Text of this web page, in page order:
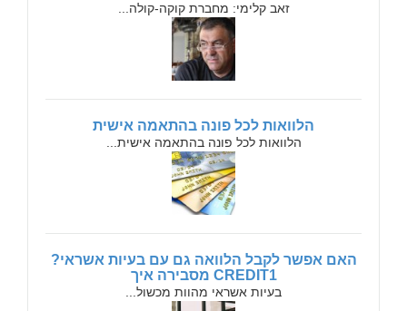
זאב קלימי: מחברת קוקה-קולה...
הלוואות לכל פונה בהתאמה אישית
הלוואות לכל פונה בהתאמה אישית...
האם אפשר לקבל הלוואה גם עם בעיות אשראי?
CREDIT1 מסבירה איך
בעיות אשראי מהוות מכשול...